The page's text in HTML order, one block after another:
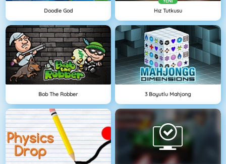
Doodle God Hız Tutkusu
Bob The Robber 3 Boyutlu Mahjong